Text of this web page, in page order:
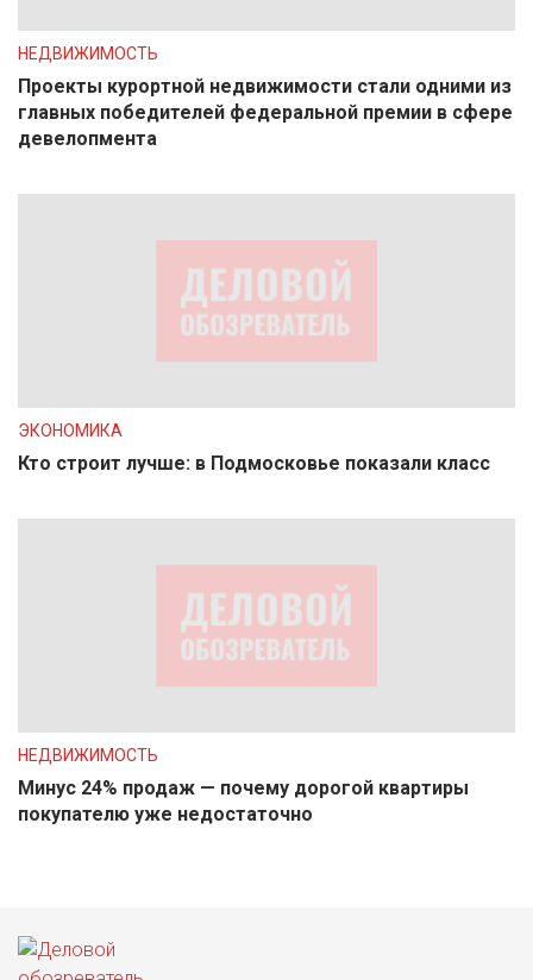
НЕДВИЖИМОСТЬ
Проекты курортной недвижимости стали одними из
главных победителей федеральной премии в сфере
девелопмента
ЭКОНОМИКА
Кто строит лучше: в Подмосковье показали класс
НЕДВИЖИМОСТЬ
Минус 24% продаж — почему дорогой квартиры
покупателю уже недостаточно